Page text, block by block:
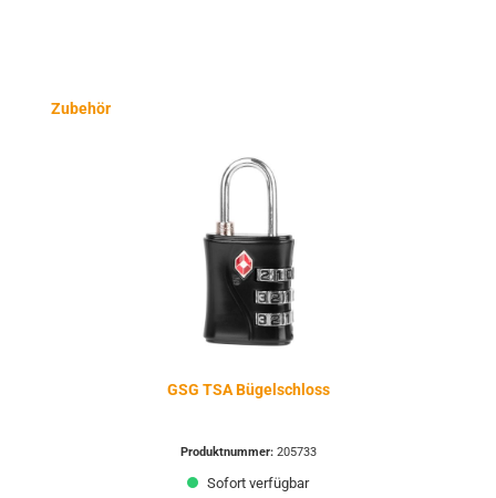
Produktgalerie überspringen
Zubehör
GSG TSA Bügelschloss
Produktnummer: 205733
Sofort verfügbar